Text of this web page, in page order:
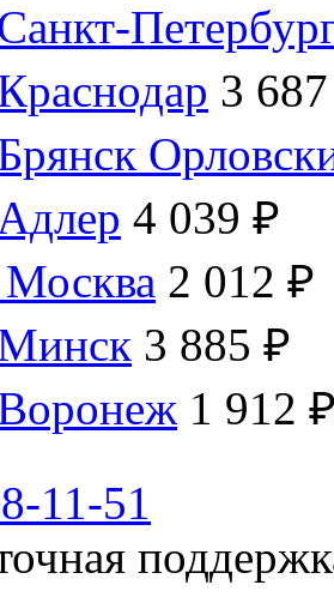
3
4 039 ₽
2 012 ₽
3 885 ₽
1 912
11-51